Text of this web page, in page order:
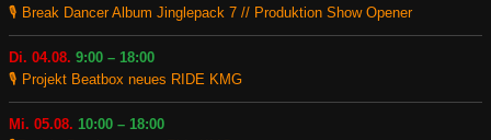
🎙️ Break Dancer Album Jinglepack 7 // Produktion Show Opener
Di. 04.08. 9:00 – 18:00
🎙️ Projekt Beatbox neues RIDE KMG
Mi. 05.08. 10:00 – 18:00